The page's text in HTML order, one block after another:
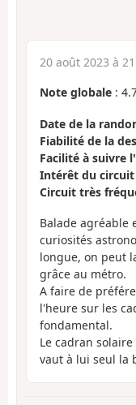
20 août 2023 à
Note globale :
Date de la
Fiabilité de la
Facilité à suivre
Intérêt du
Circuit très
Balade agréable
curiosités
longue, on peut
grâce au métro.
A faire de
l'heure sur les
fondamental.
Le cadran
vaut à lui seul la